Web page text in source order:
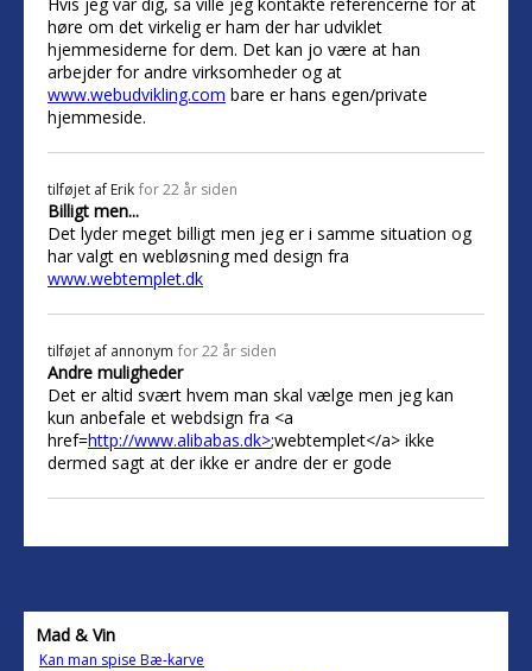
høre om det virkelig er ham der har udviklet
hjemmesiderne for dem. Det kan jo være at han
arbejder for andre virksomheder og at
www.webudvikling.com bare er hans egen/private
hjemmeside.
tilføjet af Erik for 22 år siden
Billigt men...
Det lyder meget billigt men jeg er i samme situation og
har valgt en webløsning med design fra
www.webtemplet.dk
tilføjet af annonym for 22 år siden
Andre muligheder
Det er altid svært hvem man skal vælge men jeg kan
kun anbefale et webdsign fra <a
href=http://www.alibabas.dk>;webtemplet</a> ikke
dermed sagt at der ikke er andre der er gode
Mad & Vin
Kan man spise Bæ-karve